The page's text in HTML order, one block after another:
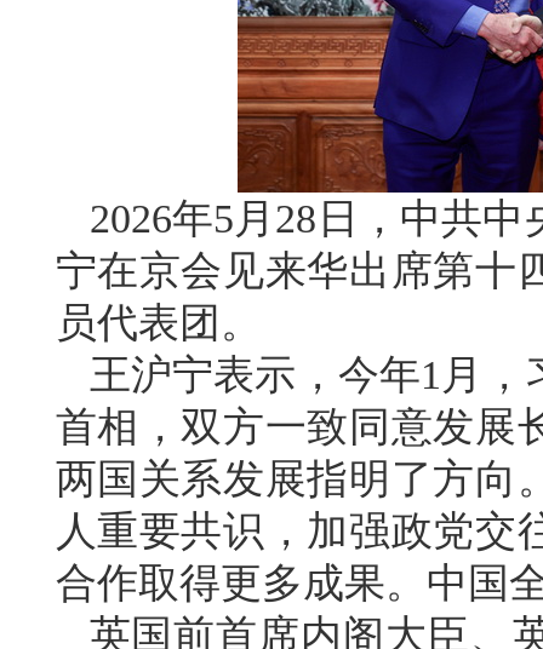
2026年5月28日，中共
宁在京会见来华出席第十
员代表团。
王沪宁表示，今年1月
首相，双方一致同意发展
两国关系发展指明了方向
人重要共识，加强政党交
合作取得更多成果。中国
英国前首席内阁大臣、